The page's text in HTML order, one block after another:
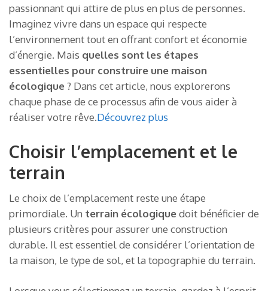
passionnant qui attire de plus en plus de personnes.
Imaginez vivre dans un espace qui respecte
l’environnement tout en offrant confort et économie
d’énergie. Mais quelles sont les étapes
essentielles pour construire une maison
écologique ? Dans cet article, nous explorerons
chaque phase de ce processus afin de vous aider à
réaliser votre rêve.Découvrez plus
Choisir l’emplacement et le
terrain
Le choix de l’emplacement reste une étape
primordiale. Un terrain écologiquedoit bénéficier de
plusieurs critères pour assurer une construction
durable. Il est essentiel de considérer l’orientation de
la maison, le type de sol, et la topographie du terrain.